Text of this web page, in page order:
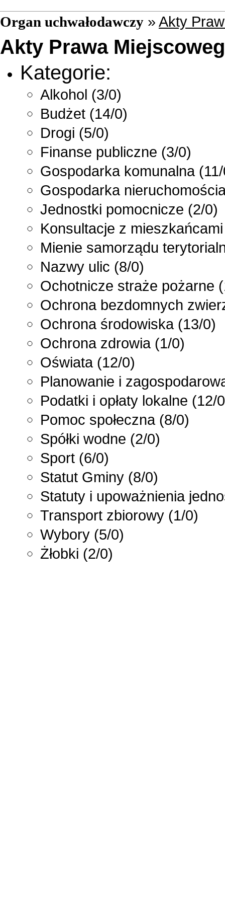
Organ uchwałodawczy » Akty
Akty Prawa
Kategorie:
Alkohol (3/0)
Budżet (14/0)
Drogi (5/0)
Finanse publiczne (3/0)
Gospodarka komunalna
Gospodarka
Jednostki pomocnicze (2/0)
Konsultacje z mieszkańcami
Mienie samorządu
Nazwy ulic (8/0)
Ochotnicze straże pożarne
Ochrona bezdomnych
Ochrona środowiska(13/0)
Ochrona zdrowia(1/0)
Oświata(12/0)
Planowanie i
Podatki i opłaty lokalne (12/
Pomoc społeczna(8/0)
Spółki wodne (2/0)
Sport (6/0)
Statut Gminy (8/0)
Statuty i upoważnienia
Transport zbiorowy (1/0)
Wybory (5/0)
Żłobki (2/0)